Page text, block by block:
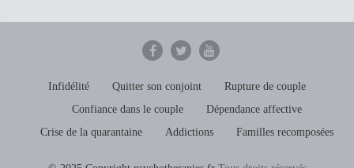
Infidélité Quitter son conjoint
Rupture de couple
Confiance dans le couple
Dépendance affective
Crise de la quarantaine
Addictions Familles recomposées